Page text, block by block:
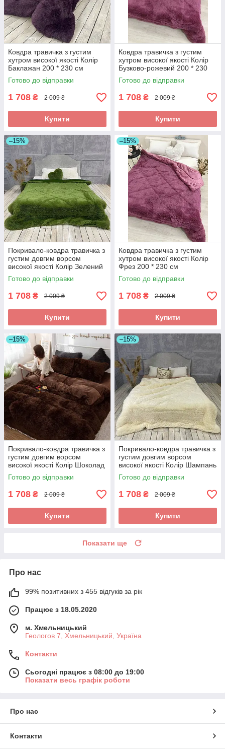
Ковдра травичка з густим
хутром високої якості Колір
Баклажан 200 * 230 см
Готово до відправки
1 708 ₴ 2 009 ₴
Купити
Ковдра травичка з густим
хутром високої якості Колір
Бузково-рожевий 200 * 230
см
Готово до відправки
1 708 ₴ 2 009 ₴
Купити
–15%
Покривало-ковдра травичка з
густим довгим ворсом
високої якості Колір Зелений
200 * 230 см
Готово до відправки
1 708 ₴ 2 009 ₴
Купити
–15%
Ковдра травичка з густим
хутром високої якості Колір
Фрез 200 * 230 см
Готово до відправки
1 708 ₴ 2 009 ₴
Купити
–15%
Покривало-ковдра травичка з
густим довгим ворсом
високої якості Колір Шоколад
200 * 230 см
Готово до відправки
1 708 ₴ 2 009 ₴
Купити
–15%
Покривало-ковдра травичка з
густим довгим ворсом
високої якості Колір Шампань
200 * 230 см
Готово до відправки
1 708 ₴ 2 009 ₴
Купити
Показати ще
Про нас
99% позитивних з 455 відгуків за рік
Працює з 18.05.2020
м. Хмельницький
Геологов 7, Хмельницький, Україна
Контакти
Сьогодні працює з 08:00 до 19:00
Показати весь графік роботи
Про нас
Контакти